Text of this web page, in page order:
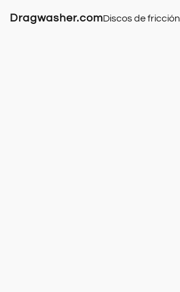
Dragwasher.comDiscos de fricción